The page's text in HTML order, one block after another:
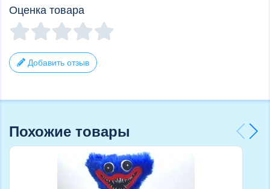
Оценка товара
Добавить отзыв
Похожие товары